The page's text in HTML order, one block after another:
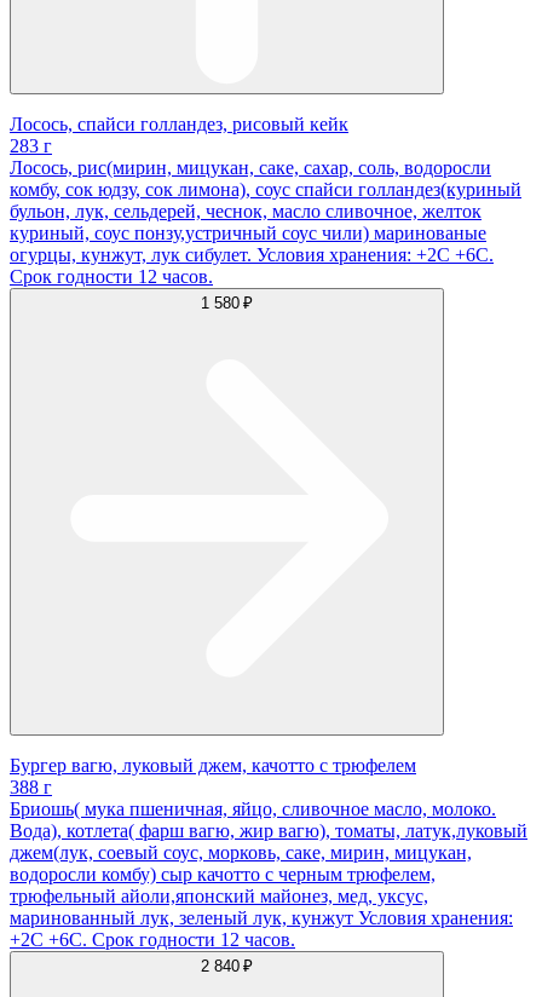
Лосось, спайси голландез, рисовый кейк
283 г
Лосось, рис(мирин, мицукан, саке, сахар, соль, водоросли
комбу, сок юдзу, сок лимона), соус спайси голландез(куриный
бульон, лук, сельдерей, чеснок, масло сливочное, желток
куриный, соус понзу,устричный соус чили) маринованые
огурцы, кунжут, лук сибулет. Условия хранения: +2С +6С.
Срок годности 12 часов.
1 580 ₽
Бургер вагю, луковый джем, качотто с трюфелем
388 г
Бриошь( мука пшеничная, яйцо, сливочное масло, молоко.
Вода), котлета( фарш вагю, жир вагю), томаты, латук,луковый
джем(лук, соевый соус, морковь, саке, мирин, мицукан,
водоросли комбу) сыр качотто с черным трюфелем,
трюфельный айоли,японский майонез, мед, уксус,
маринованный лук, зеленый лук, кунжут Условия хранения:
+2С +6С. Срок годности 12 часов.
2 840 ₽